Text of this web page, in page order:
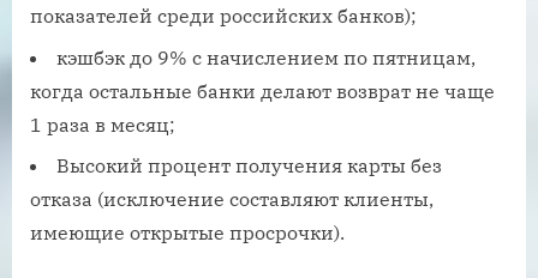
показателей среди российских банков);
кэшбэк до 9% с начислением по пятницам,
когда остальные банки делают возврат не чаще
1 раза в месяц;
Высокий процент получения карты без
отказа (исключение составляют клиенты,
имеющие открытые просрочки).